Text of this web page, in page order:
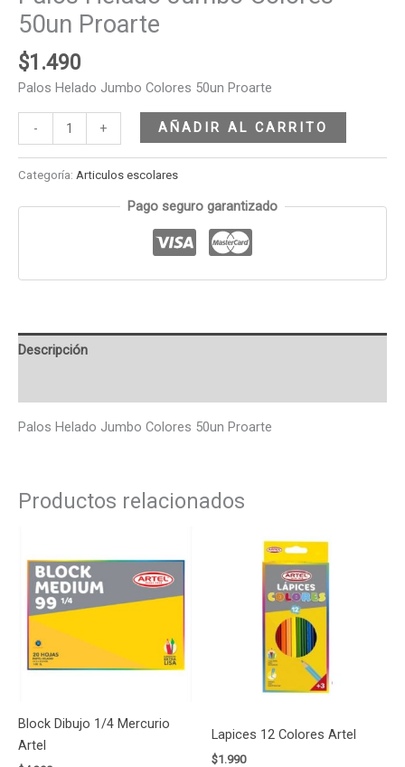
50un Proarte
$1.490
Palos Helado Jumbo Colores 50un Proarte
- + AÑADIR AL CARRITO
Categoría: Articulos escolares
Pago seguro garantizado
Descripción
Palos Helado Jumbo Colores 50un Proarte
Productos relacionados
Block Dibujo 1/4 Mercurio
Artel
Lapices 12 Colores Artel
$1.990